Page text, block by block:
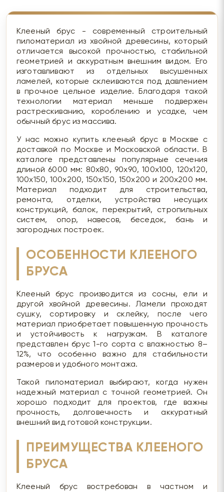
Клееный брус - современный строительный
пиломатериал из хвойной древесины, который
отличается высокой прочностью, стабильной
геометрией и аккуратным внешним видом. Его
изготавливают из отдельных высушенных
ламелей, которые склеиваются под давлением
в прочное цельное изделие. Благодаря такой
технологии материал меньше подвержен
растрескиванию, короблению и усадке, чем
обычный брус из массива.
У нас можно купить клееный брус в Москве с
доставкой по Москве и Московской области. В
каталоге представлены популярные сечения
длиной 6000 мм: 80х80, 90х90, 100х100, 120х120,
100х150, 100х200, 150х150, 150х200 и 200х200 мм.
Материал подходит для строительства,
ремонта, отделки, устройства несущих
конструкций, балок, перекрытий, стропильных
систем, опор, навесов, беседок, бань и
загородных построек.
ОСОБЕННОСТИ КЛЕЕНОГО
БРУСА
Клееный брус производится из сосны, ели и
другой хвойной древесины. Ламели проходят
сушку, сортировку и склейку, после чего
материал приобретает повышенную прочность
и устойчивость к нагрузкам. В каталоге
представлен брус 1-го сорта с влажностью 8–
12%, что особенно важно для стабильности
размеров и удобного монтажа.
Такой пиломатериал выбирают, когда нужен
надежный материал с точной геометрией. Он
хорошо подходит для проектов, где важны
прочность, долговечность и аккуратный
внешний вид готовой конструкции.
ПРЕИМУЩЕСТВА КЛЕЕНОГО
БРУСА
Клееный брус востребован в частном и